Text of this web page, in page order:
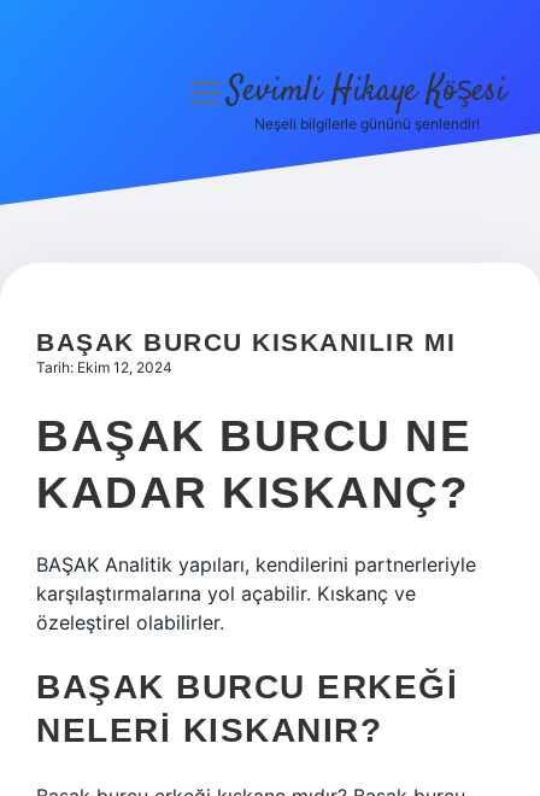
Hakkımızda
menüyüSevimli Hikaye Köşesi
Neşeli bilgilerle gününü şenlendir!
BAŞAK BURCU KISKANILIR MI
Tarih: Ekim 12, 2024
BAŞAK BURCU NE
KADAR KISKANÇ?
BAŞAK Analitik yapıları, kendilerini partnerleriyle
karşılaştırmalarına yol açabilir. Kıskanç ve
özeleştirel olabilirler.
BAŞAK BURCU ERKEĞI
NELERI KISKANIR?